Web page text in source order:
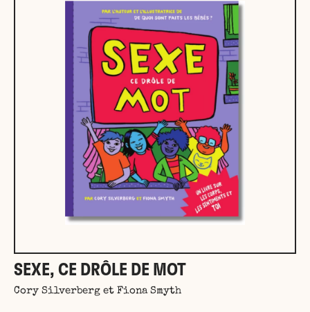
SEXE, CE DRÔLE DE MOT
Cory Silverberg et Fiona Smyth